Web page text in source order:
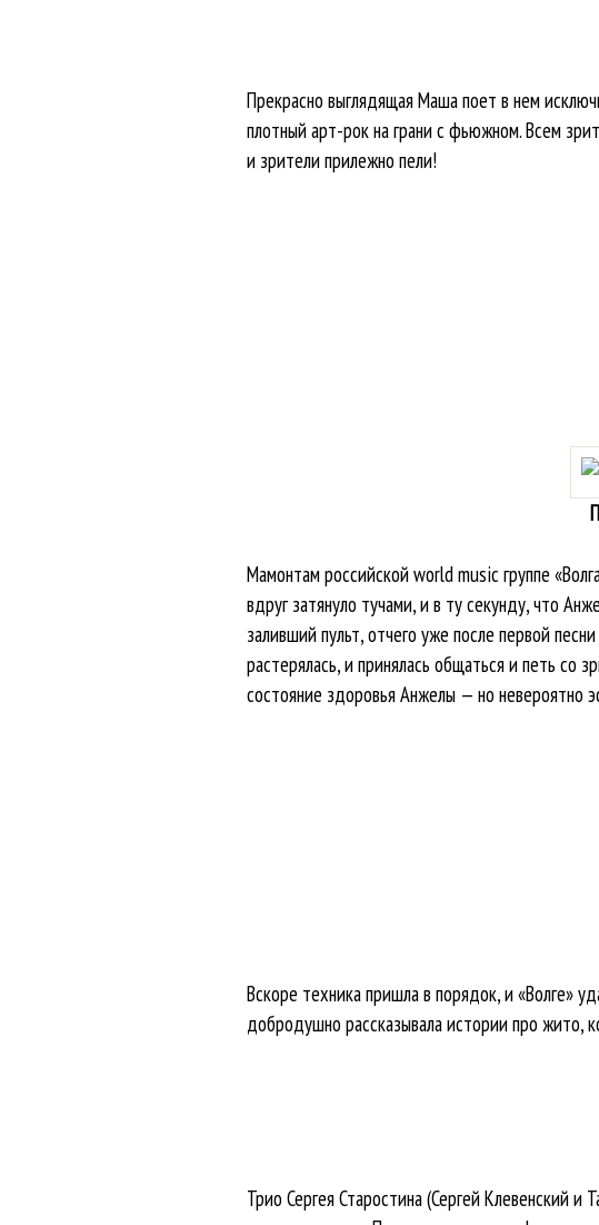
Прекрасно выглядящая Маша поет в нем
плотный арт-рок на грани с фьюжном. Всем
и зрители прилежно пели!
Мамонтам российской world music группе
вдруг затянуло тучами, и в ту секунду, что
заливший пульт, отчего уже после первой
растерялась, и принялась общаться и петь со
состояние здоровья Анжелы — но невероятно
Вскоре техника пришла в порядок, и «Волге»
добродушно рассказывала истории про жито,
Трио Сергея Старостина (Сергей Клевенский